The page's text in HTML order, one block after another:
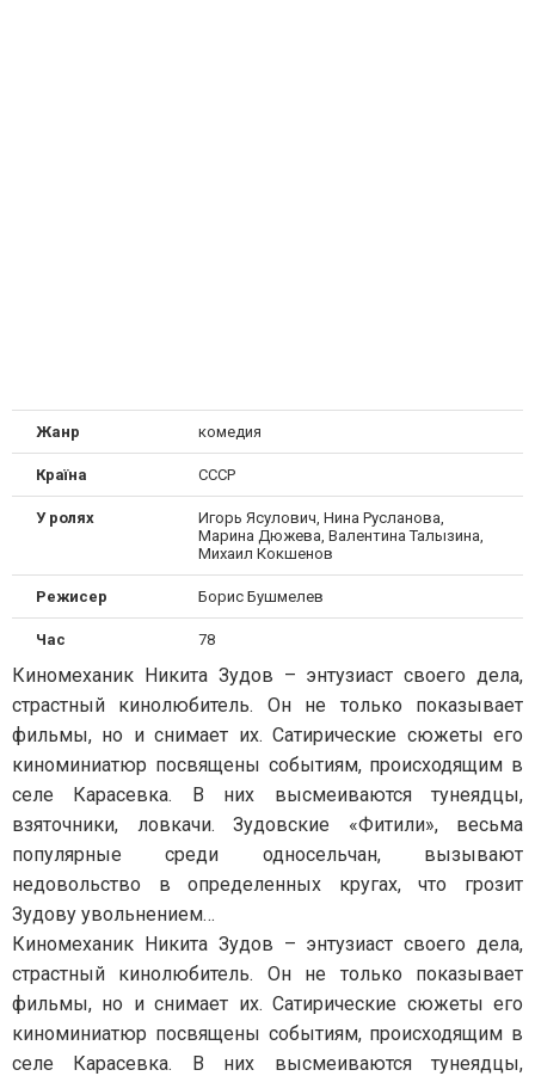
Жанр комедия
Країна СССР
У ролях
Игорь Ясулович, Нина Русланова,
Марина Дюжева, Валентина Талызина,
Михаил Кокшенов
Режисер Борис Бушмелев
Час 78
Киномеханик Никита Зудов – энтузиаст своего дела,
страстный кинолюбитель. Он не только показывает
фильмы, но и снимает их. Сатирические сюжеты его
киноминиатюр посвящены событиям, происходящим в
селе Карасевка. В них высмеиваются тунеядцы,
взяточники, ловкачи. Зудовские «Фитили», весьма
популярные среди односельчан, вызывают
недовольство в определенных кругах, что грозит
Зудову увольнением…
Киномеханик Никита Зудов – энтузиаст своего дела,
страстный кинолюбитель. Он не только показывает
фильмы, но и снимает их. Сатирические сюжеты его
киноминиатюр посвящены событиям, происходящим в
селе Карасевка. В них высмеиваются тунеядцы,